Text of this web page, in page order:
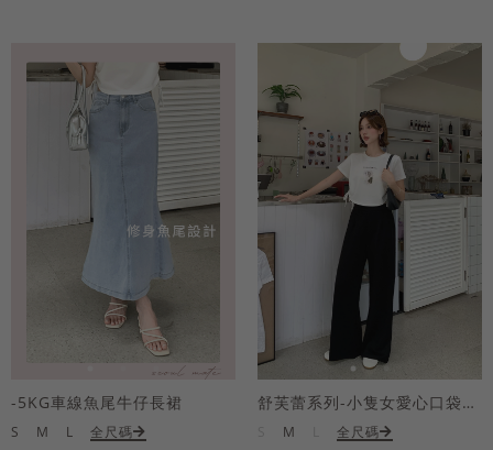
-5KG車線魚尾牛仔長裙
S M L 全尺碼
舒芙蕾系列-小隻女愛心口袋寬褲
M 全尺碼